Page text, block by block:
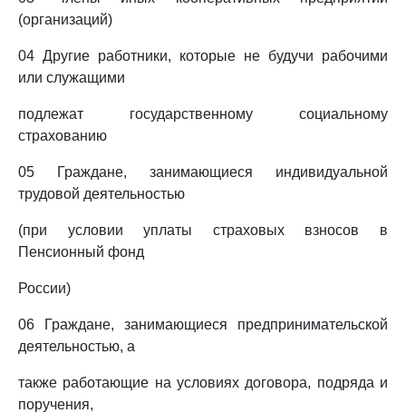
(организаций)
04 Другие работники, которые не будучи рабочими
или служащими
подлежат государственному социальному
страхованию
05 Граждане, занимающиеся индивидуальной
трудовой деятельностью
(при условии уплаты страховых взносов в
Пенсионный фонд
России)
06 Граждане, занимающиеся предпринимательской
деятельностью, а
также работающие на условиях договора, подряда и
поручения,